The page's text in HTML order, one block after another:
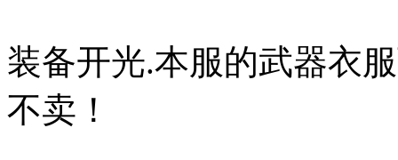
装备开光.本服的武器衣
不卖！